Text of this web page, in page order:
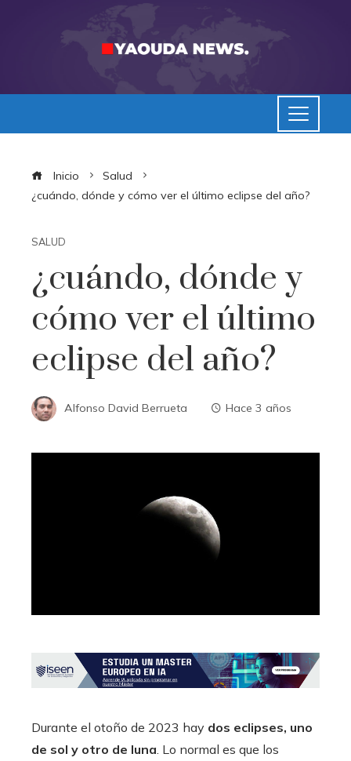
Inicio
Salud
¿cuándo, dónde y cómo ver el último eclipse del año?
SALUD
¿cuándo, dónde y
cómo ver el último
eclipse del año?
Alfonso David Berrueta Hace 3 años
Durante el otoño de 2023 hay dos eclipses, uno
de sol y otro de luna. Lo normal es que los